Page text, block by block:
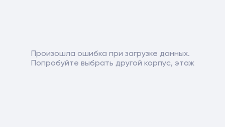
Произошла ошибка при загрузке данных.
Попробуйте выбрать другой корпус, этаж